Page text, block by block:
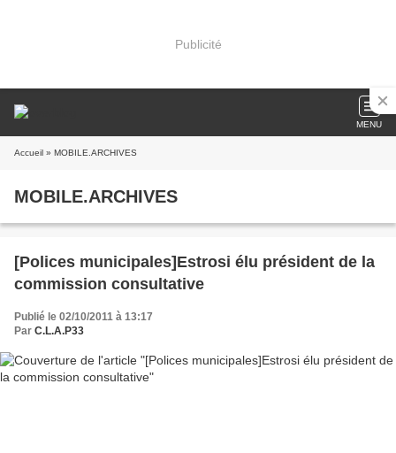
Publicité
MENU
Accueil » MOBILE.ARCHIVES
MOBILE.ARCHIVES
[Polices municipales]Estrosi élu président de la
commission consultative
Publié le 02/10/2011 à 13:17
Par C.L.A.P33